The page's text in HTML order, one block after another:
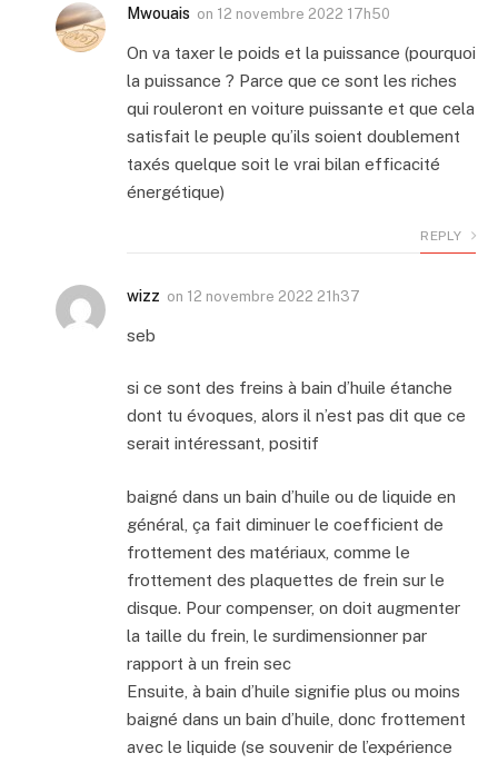
Mwouais on 12 novembre 2022 17h50
On va taxer le poids et la puissance (pourquoi
la puissance ? Parce que ce sont les riches
qui rouleront en voiture puissante et que cela
satisfait le peuple qu’ils soient doublement
taxés quelque soit le vrai bilan efficacité
énergétique)
REPLY
wizz on 12 novembre 2022 21h37
seb
si ce sont des freins à bain d’huile étanche
dont tu évoques, alors il n’est pas dit que ce
serait intéressant, positif
baigné dans un bain d’huile ou de liquide en
général, ça fait diminuer le coefficient de
frottement des matériaux, comme le
frottement des plaquettes de frein sur le
disque. Pour compenser, on doit augmenter
la taille du frein, le surdimensionner par
rapport à un frein sec
Ensuite, à bain d’huile signifie plus ou moins
baigné dans un bain d’huile, donc frottement
avec le liquide (se souvenir de l’expérience